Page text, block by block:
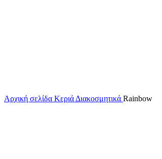
Αρχική σελίδα Κεριά Διακοσμητικά Rainbow